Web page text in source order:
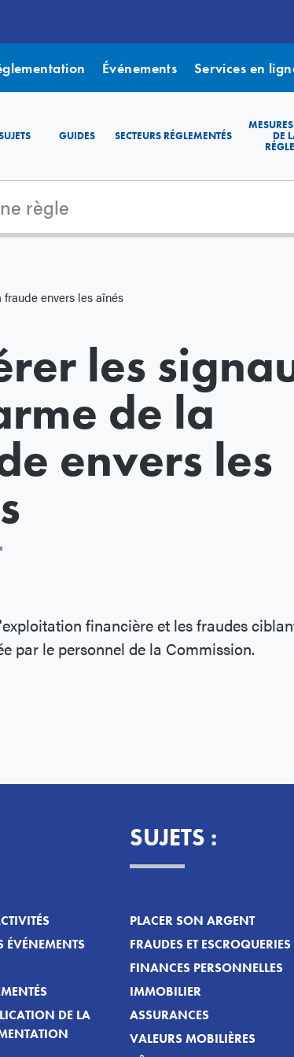
Événements Services en
GUIDES SECTEURS RÉGLEMENTÉS
DE
envers les aînés
les
de la
envers les
financière et les fraudes
par le personnel de la Commission.
ÉVÉNEMENTS
DE LA
SUJETS :
PLACER SON ARGENT
FRAUDES ET ESCROQUERIES
FINANCES PERSONNELLES
IMMOBILIER
ASSURANCES
VALEURS MOBILIÈRES